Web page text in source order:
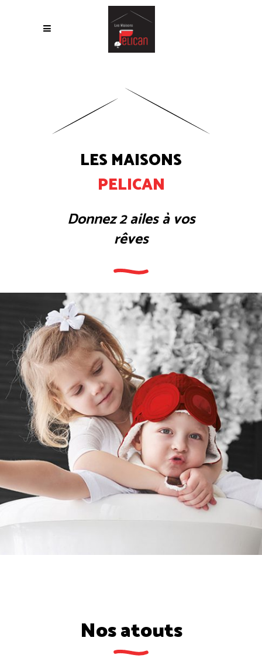
LES MAISONS
PELICAN
Donnez 2 ailes à vos
rêves
Nos atouts